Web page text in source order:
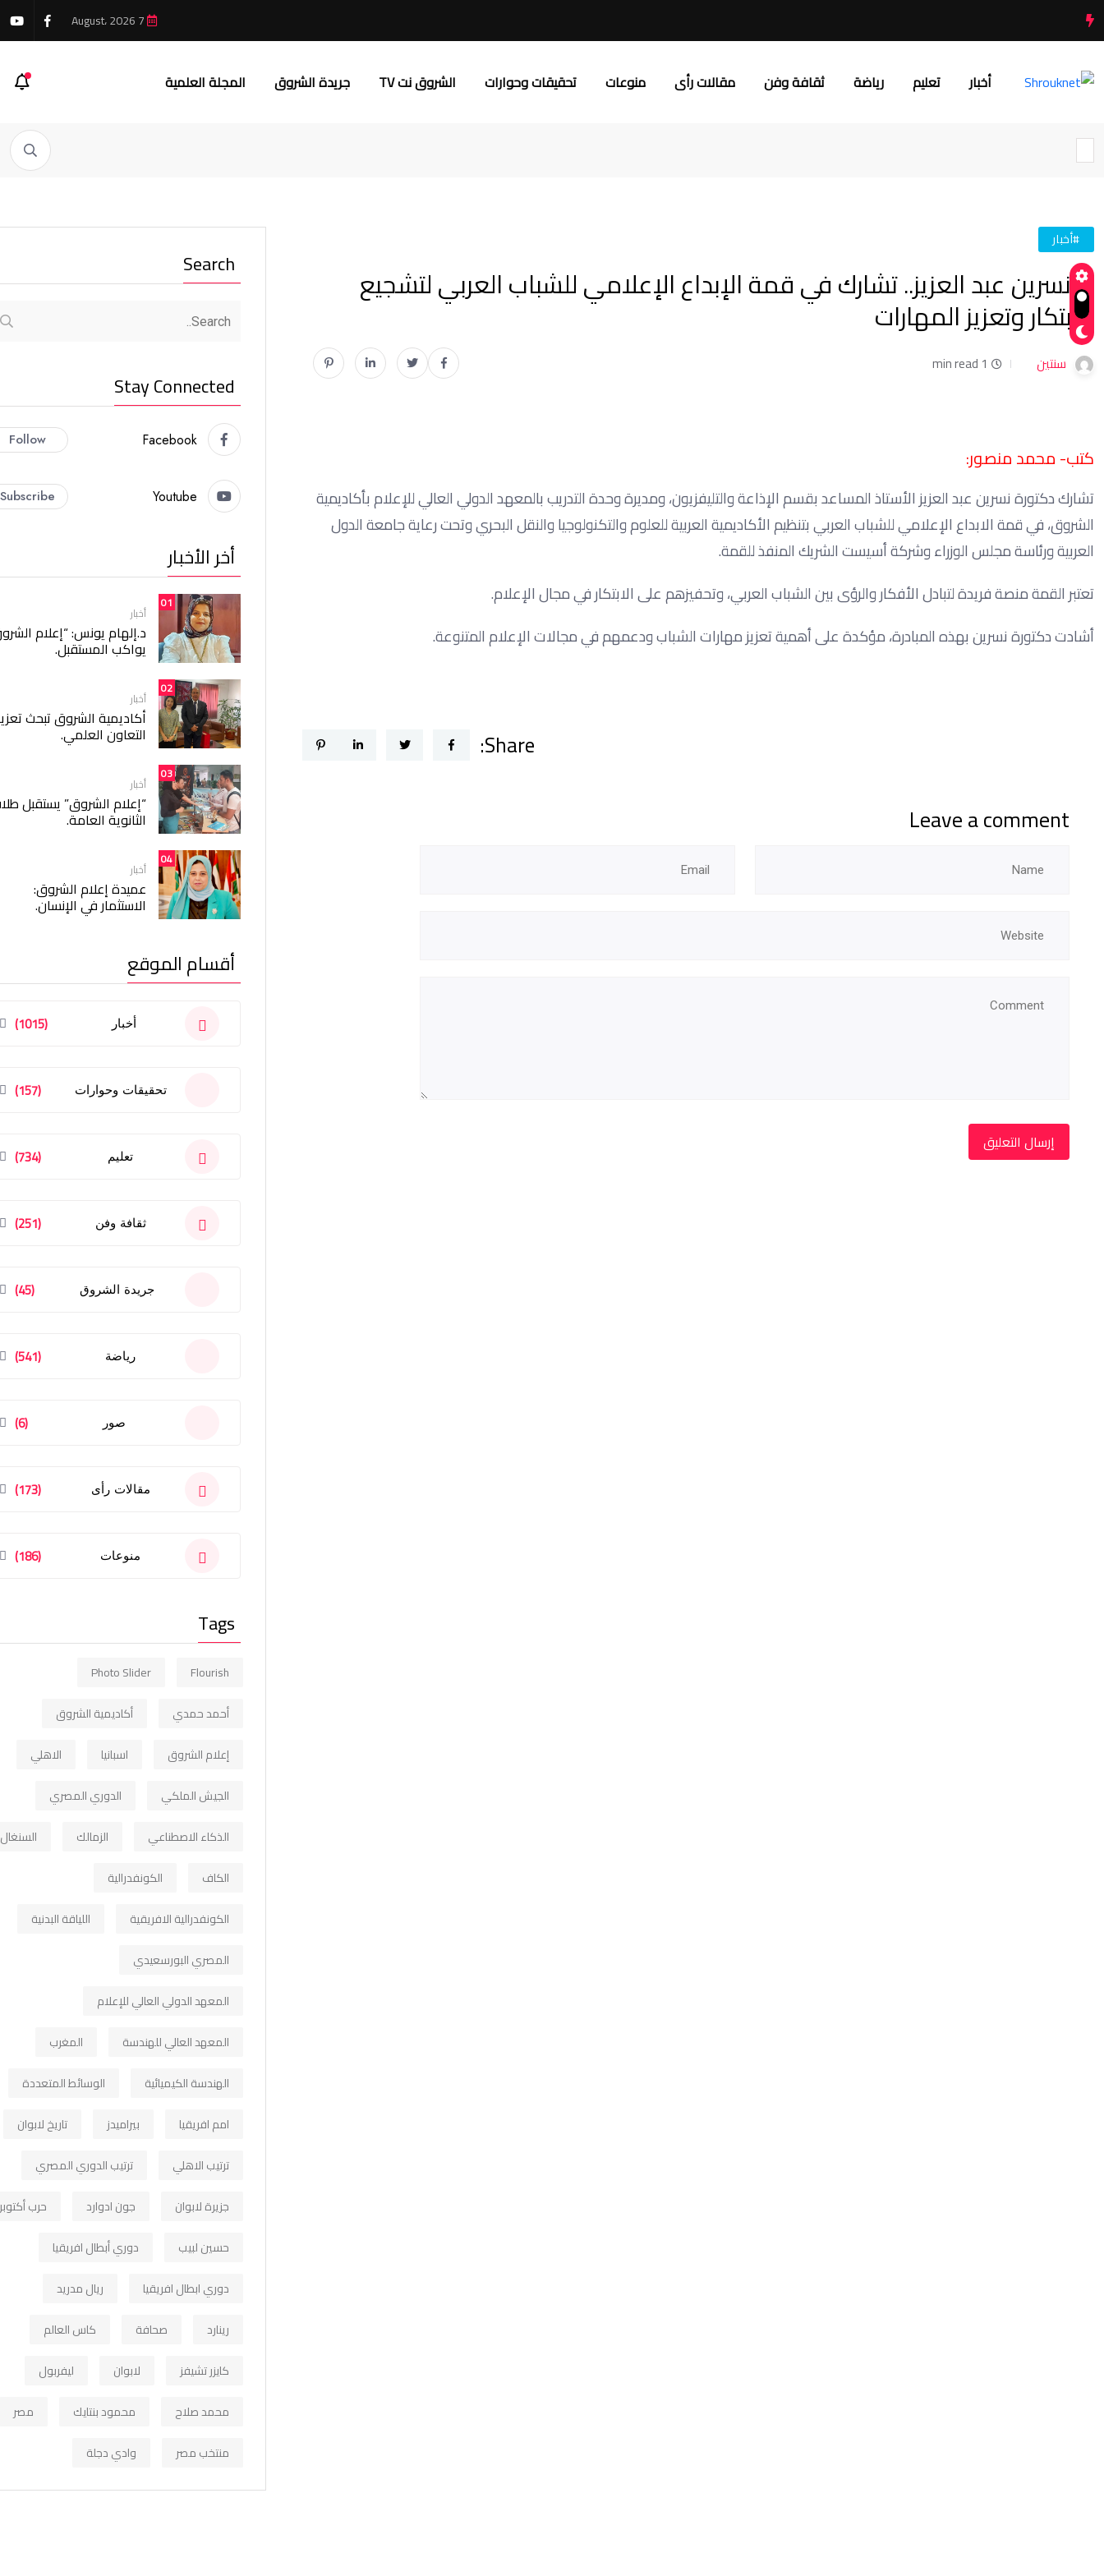
أخبار تعليم رياضة ثقافة وفن مقالات رأى منوعات تحقيقات وحوارات الشروق نت TV جريدة الشروق المجلة العلمية
#أخبار
د. نسرين عبد العزيز.. تشارك في قمة الإبداع الإعلامي للشباب العربي لتشجيع
الابتكار وتعزيز المهارات
سنتين 1 min read
كتب- محمد منصور:
تشارك دكتورة نسرين عبد العزيز الأستاذ المساعد بقسم الإذاعة والتليفزيون، ومديرة وحدة التدريب بالمعهد الدولي العالي للإعلام بأكاديمية
الشروق، في قمة الابداع الإعلامي للشباب العربي بتنظيم الأكاديمية العربية للعلوم والتكنولوجيا والنقل البحري وتحت رعاية جامعة الدول
العربية ورئاسة مجلس الوزراء وشركة أسيست الشريك المنفذ للقمة.
تعتبر القمة منصة فريدة لتبادل الأفكار والرؤى بين الشباب العربي، وتحفيزهم على الابتكار في مجال الإعلام.
أشادت دكتورة نسرين بهذه المبادرة، مؤكدة على أهمية تعزيز مهارات الشباب ودعمهم في مجالات الإعلام المتنوعة.
Share:
Leave a comment
Search
Stay Connected
Facebook
Follow
Youtube
Subscribe
أخر الأخبار
01
أخبار
د.إلهام يونس: “إعلام
يواكب المستقبل.
02
أخبار
أكاديمية الشروق تبحث
التعاون العلمي.
03
أخبار
“إعلام الشروق” يستقبل
الثانوية العامة.
04
أخبار
عميدة إعلام الشروق:
الاستثمار في الإنسان.
أقسام الموقع
أخبار (1015)
تحقيقات وحوارات (157)
تعليم (734)
ثقافة وفن (251)
جريدة الشروق (45)
رياضة (541)
صور (6)
مقالات رأى (173)
منوعات (186)
Tags
Flourish
Photo Slider
أحمد حمدي
أكاديمية الشروق
إعلام الشروق
اسبانيا
الاهلي
الجيش الملكي
الدوري المصري
الذكاء الاصطناعي
الزمالك
السنغال
الكاف
الكونفدرالية
الكونفدرالية الافريقية
اللياقة البدنية
المصري البورسعيدي
المعهد الدولي العالي للإعلام
المعهد العالي للهندسة
المغرب
الهندسة الكيميائية
الوسائط المتعددة
امم افريقيا
بيراميدز
تاريخ لابوان
ترتيب الاهلي
ترتيب الدوري المصري
جزيرة لابوان
جون ادوارد
حرب أكتوبر
حسين لبيب
دوري أبطال افريقيا
دوري ابطال افريقيا
ريال مدريد
رينارد
صحافة
كاس العالم
كايزر تشيفز
لابوان
ليفربول
محمد صلاح
محمود بنتايك
مصر
منتخب مصر
وادي دجلة